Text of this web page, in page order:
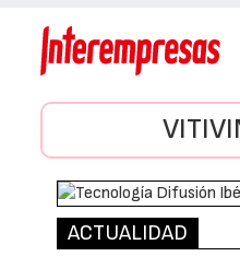
ACTUALIDAD